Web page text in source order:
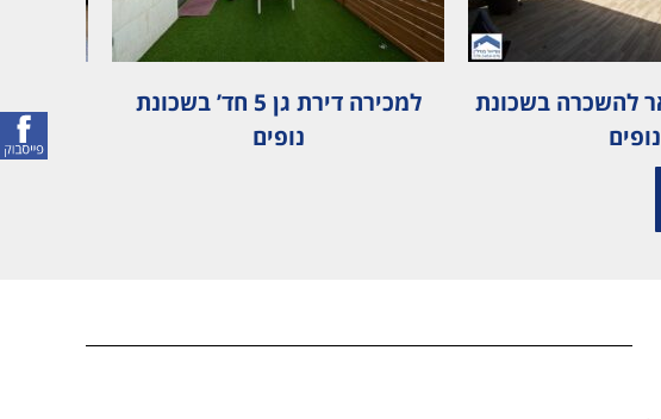
להשכרה בשכונת
נופים
למכירה דירת גן 5 חד’ בשכונת
נופים